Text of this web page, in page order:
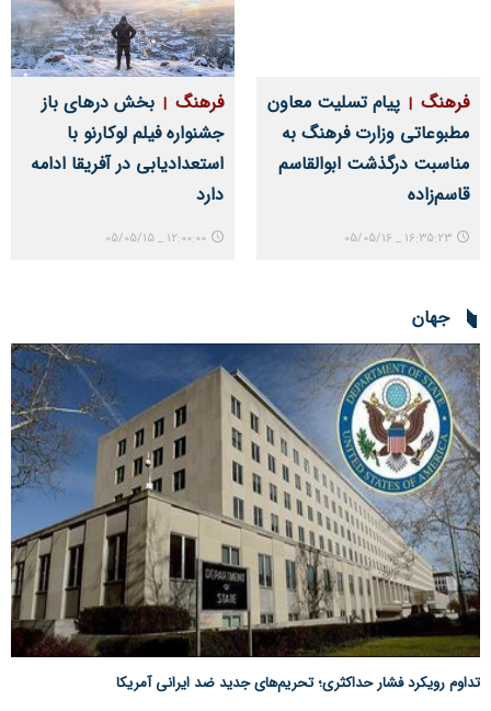
فرهنگ
پیام تسلیت معاون
مطبوعاتی وزارت فرهنگ به
مناسبت درگذشت ابوالقاسم
قاسم‌زاده
16:35:23 _ 05/05/16
فرهنگ
بخش درهای باز
جشنواره فیلم لوکارنو با
استعدادیابی در آفریقا ادامه
دارد
12:00:00 _ 05/05/15
جهان
تداوم رویکرد فشار حداکثری؛ تحریم‌های جدید ضد ایرانی آمریکا